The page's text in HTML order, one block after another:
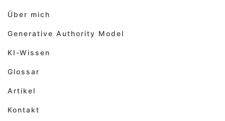
Über mich
Generative Authority Model
KI-Wissen
Glossar
Artikel
Kontakt